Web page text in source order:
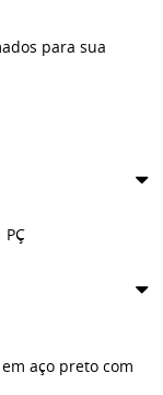
para sua
PÇ
aço preto com